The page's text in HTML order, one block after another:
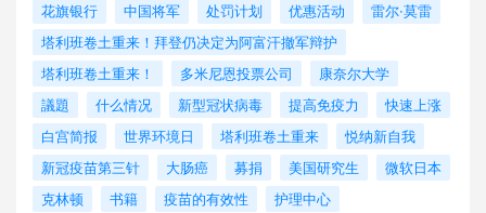
花旗银行 中国将军 处罚计划 优惠活动
雷尔·莫雷
塔利班卷土重来！拜登仍决定为阿富汗撤军辩护
塔利班卷土重来！
多米尼恩投票公司
康奈尔大学
議題
什么情况 新型冠状病毒 提高免疫力
快速上涨
白宫简报
世界环境日 塔利班卷土重来
悦纳新自我
新冠疫苗第三针
大肠癌 募捐 美国研究生
微软日本
克林顿
书籍 疫苗的有效性
护理中心